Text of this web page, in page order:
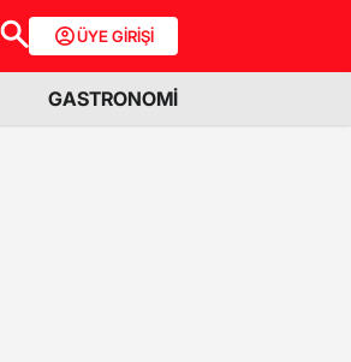
ÜYE GİRİŞİ
GASTRONOMİ